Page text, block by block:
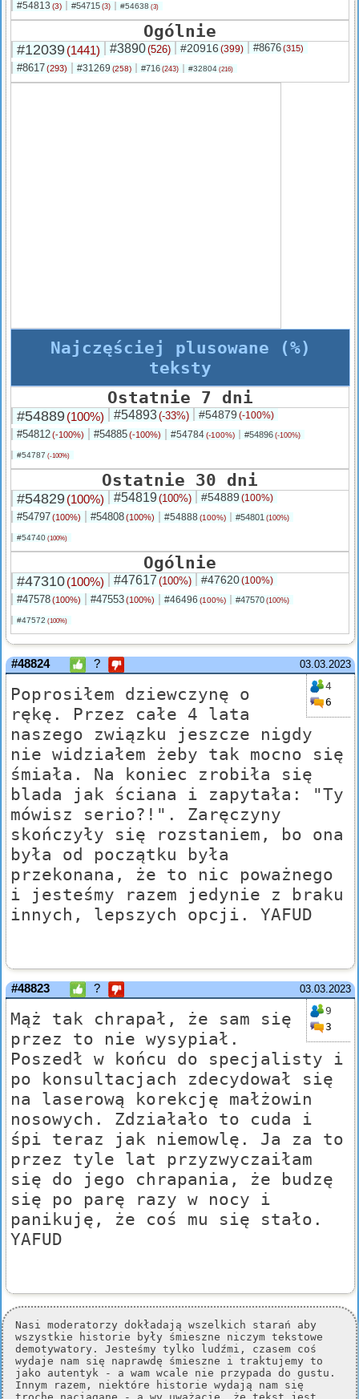
#54813 (3) #54715 (3) #54638 (3)
Ogólnie
#12039(1441) #3890(526) #20916 (399) #8676(315)
#8617(293) #31269 (258) #716 (243) #32804 (216)
Najczęściej plusowane (%)
teksty
Ostatnie 7 dni
#54889(100%) #54893(-33%) #54879 (-100%)
#54812(-100%) #54885(-100%) #54784(-100%) #54896 (-100%)
#54787 (-100%)
Ostatnie 30 dni
#54829(100%) #54819(100%) #54889 (100%)
#54797(100%) #54808(100%) #54888 (100%) #54801 (100%)
#54740 (100%)
Ogólnie
#47310(100%) #47617 (100%) #47620(100%)
#47578(100%) #47553(100%) #46496 (100%) #47570 (100%)
#47572 (100%)
03.03.2023
#48824 ?
4
6
Poprosiłem dziewczynę o
rękę. Przez całe 4 lata
naszego związku jeszcze nigdy
nie widziałem żeby tak mocno się
śmiała. Na koniec zrobiła się
blada jak ściana i zapytała: "Ty
mówisz serio?!". Zaręczyny
skończyły się rozstaniem, bo ona
była od początku była
przekonana, że to nic poważnego
i jesteśmy razem jedynie z braku
innych, lepszych opcji. YAFUD
03.03.2023
#48823 ?
9
3
Mąż tak chrapał, że sam się
przez to nie wysypiał.
Poszedł w końcu do specjalisty i
po konsultacjach zdecydował się
na laserową korekcję małżowin
nosowych. Zdziałało to cuda i
śpi teraz jak niemowlę. Ja za to
przez tyle lat przyzwyczaiłam
się do jego chrapania, że budzę
się po parę razy w nocy i
panikuję, że coś mu się stało.
YAFUD
Nasi moderatorzy dokładają wszelkich starań aby
wszystkie historie były śmieszne niczym tekstowe
demotywatory. Jesteśmy tylko ludźmi, czasem coś
wydaje nam się naprawdę śmieszne i traktujemy to
jako autentyk - a wam wcale nie przypada do gustu.
Innym razem, niektóre historie wydają nam się